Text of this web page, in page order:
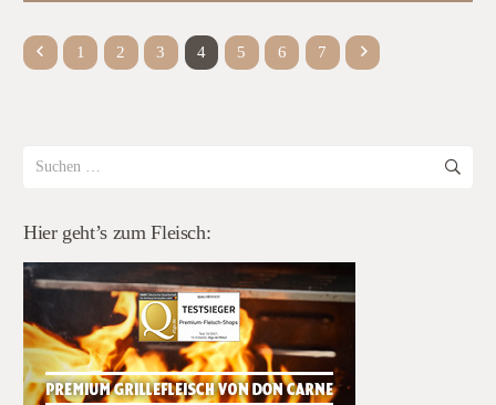
1 2 3 4 5 6 7
nach:
Hier geht’s zum Fleisch: